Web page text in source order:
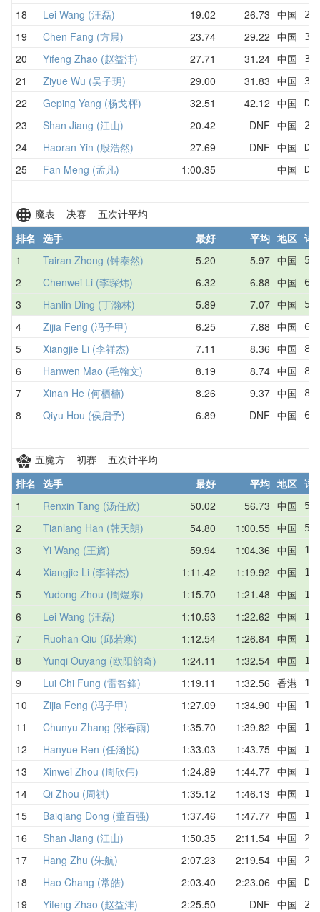
18 Lei Wang (汪磊) 19.02 26.73 中国
19 Chen Fang (方晨) 23.74 29.22 中国
20 Yifeng Zhao (赵益沣) 27.71 31.24 中国
21 Ziyue Wu (吴子玥) 29.00 31.83 中国
22 Geping Yang (杨戈枰) 32.51 42.12 中国
23 Shan Jiang (江山) 20.42 DNF 中国
24 Haoran Yin (殷浩然) 27.69 DNF 中国
25 Fan Meng (孟凡) 1:00.35 中国
魔表 决赛 五次计平均
排名 选手 最好 平均 地区 详
1
Tairan Zhong (钟泰然) 5.20 5.97 中国
2 Chenwei Li (李琛炜) 6.32 6.88 中国
3 Hanlin Ding (丁瀚林) 5.89 7.07 中国
4 Zijia Feng (冯子甲) 6.25 7.88 中国
5 Xiangjie Li (李祥杰) 7.11 8.36 中国
6 Hanwen Mao (毛翰文) 8.19 8.74 中国
7 Xinan He (何栖楠) 8.26 9.37 中国
8 Qiyu Hou (侯启予) 6.89 DNF 中国
五魔方 初赛 五次计平均
排名 选手 最好 平均 地区 详
1
Renxin Tang (汤任欣) 50.02 56.73 中国
2 Tianlang Han (韩天朗) 54.80 1:00.55 中国
3 Yi Wang (王旖) 59.94 1:04.36 中国
4 Xiangjie Li (李祥杰) 1:11.42 1:19.92 中国
5 Yudong Zhou (周煜东) 1:15.70 1:21.48 中国
6 Lei Wang (汪磊) 1:10.53 1:22.62 中国
7 Ruohan Qiu (邱若寒) 1:12.54 1:26.84 中国
8 Yunqi Ouyang (欧阳韵奇) 1:24.11 1:32.54 中国
9 Lui Chi Fung (雷智鋒) 1:19.11 1:32.56 香港
10 Zijia Feng (冯子甲) 1:27.09 1:34.90 中国
11 Chunyu Zhang (张春雨) 1:35.70 1:39.82 中国
12 Hanyue Ren (任涵悦) 1:33.03 1:43.75 中国
13 Xinwei Zhou (周欣伟) 1:24.89 1:44.77 中国
14 Qi Zhou (周祺) 1:35.12 1:46.13 中国
15 Baiqiang Dong (董百强) 1:37.46 1:47.77 中国
16 Shan Jiang (江山) 1:50.35 2:11.54 中国
17 Hang Zhu (朱航) 2:07.23 2:19.54 中国
18 Hao Chang (常皓) 2:03.40 2:23.06 中国
19 Yifeng Zhao (赵益沣) 2:25.50 DNF 中国